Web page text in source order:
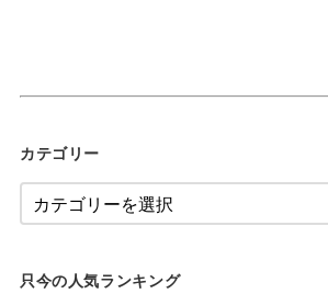
カテゴリー
只今の人気ランキング